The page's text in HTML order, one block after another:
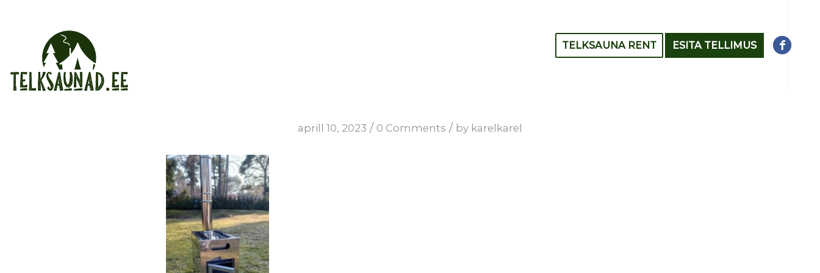
TELKSAUNA RENT ESITA TELLIMUS
aprill 10, 2023 / 0 Comments / by karelkarel